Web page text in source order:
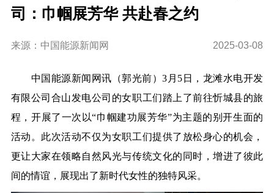
司：巾帼展芳华 共赴春之约
来源：中国能源新闻网 2025-03-08
中 国能源新闻网讯（郭光前）3月5日，龙滩水电开发
有限公司合山发电公司的女职工们踏上了前往忻城县的旅
程，开展了一次 以“巾帼建功展芳华”为主题的别开生面的
活动。此次活动不仅为女职工们提供了放松身心的机会，
更让大家在领略自然风光与传统文化的同时，增进了彼此
间的情谊，展现出了新时代女性的独特风采。